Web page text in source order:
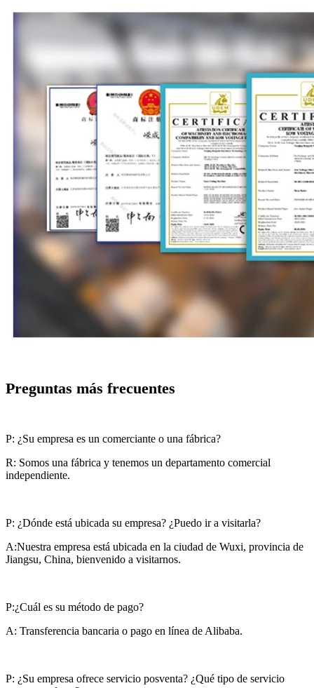
Preguntas más frecuentes
P: ¿Su empresa es un comerciante o una fábrica?
R: Somos una fábrica y tenemos un departamento comercial
independiente.
P: ¿Dónde está ubicada su empresa? ¿Puedo ir a visitarla?
A:Nuestra empresa está ubicada en la ciudad de Wuxi, provincia de
Jiangsu, China, bienvenido a visitarnos.
P:¿Cuál es su método de pago?
A: Transferencia bancaria o pago en línea de Alibaba.
P: ¿Su empresa ofrece servicio posventa? ¿Qué tipo de servicio